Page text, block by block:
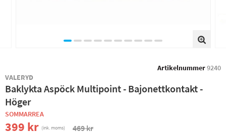
Artikelnummer9240
VALERYD
Baklykta Aspöck Multipoint - Bajonettkontakt -
Höger
SOMMARREA
399 kr (ink. moms) 469 kr